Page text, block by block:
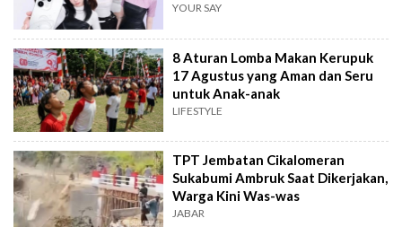
YOUR SAY
8 Aturan Lomba Makan Kerupuk
17 Agustus yang Aman dan Seru
untuk Anak-anak
LIFESTYLE
TPT Jembatan Cikalomeran
Sukabumi Ambruk Saat Dikerjakan,
Warga Kini Was-was
JABAR